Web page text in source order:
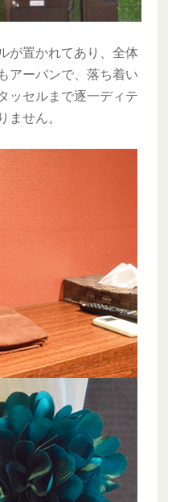
が置かれてあり、全体
アーバンで、落ち着い
ッセルまで逐一ディテ
ません。